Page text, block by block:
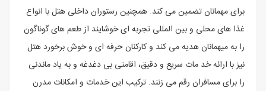
برای مهمانان تضمین می ‌کند. همچنین رستوران داخلی هتل با انواع
غذا های محلی و بین ‌المللی تجربه‌ ای خوشایند از طعم‌ های گوناگون
را به میهمانان هدیه می‌ کند و کارکنان حرفه‌ ای و خوش ‌برخورد هتل
نیز با ارائه خد مات سریع و دقیق، اقامتی بی ‌دغدغه و به‌ یاد ماندنی
را برای مسافران رقم می ‌زنند. ترکیب این خدمات و امکانات مدرن